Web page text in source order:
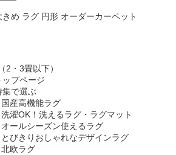
きめ ラグ 円形 オーダーカーペット
2・3畳以下）
ップページ
集で選ぶ
国産高機能ラグ
洗濯OK！洗えるラグ・ラグマット
オールシーズン使えるラグ
とびきりおしゃれなデザインラグ
北欧ラグ